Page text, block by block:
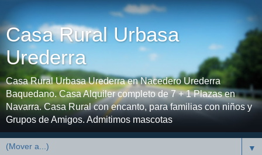
Casa Rural Urbasa
Urederra
Casa Rural Urbasa Urederra en Nacedero Urederra
Baquedano. Casa Alquiler completo de 7 + 1 Plazas en
Navarra. Casa Rural con encanto, para familias con niños y
Grupos de Amigos. Admitimos mascotas
▼